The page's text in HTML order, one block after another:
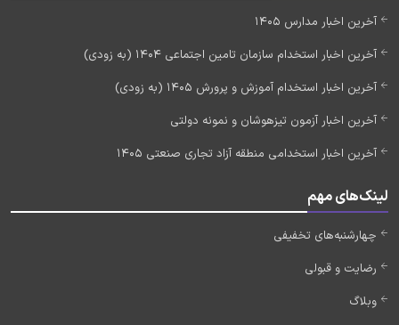
آخرین اخبار مدارس 1405
آخرین اخبار استخدام سازمان تامین اجتماعی 1404 (به زودی)
آخرین اخبار استخدام آموزش و پرورش 1405 (به زودی)
آخرین اخبار آزمون تیزهوشان و نمونه دولتی
آخرین اخبار استخدامی منطقه آزاد تجاری صنعتی 1405
لینک‌های مهم
چهارشنبه‌های تخفیفی
رضایت و قبولی
وبلاگ